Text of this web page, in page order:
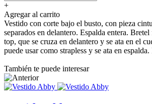
+
Agregar al carrito
Vestido con corte bajo el busto, con pieza
separados en delantero. Espalda entera.
top, que se cruza en delantero y se ata en el
puede usar como strapless y se ata en
También te puede interesar